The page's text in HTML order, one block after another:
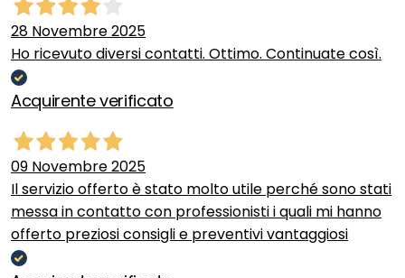
28 Novembre 2025
Ho ricevuto diversi contatti. Ottimo. Continuate così.
Acquirente verificato
09 Novembre 2025
Il servizio offerto è stato molto utile perché sono stati
messa in contatto con professionisti i quali mi hanno
offerto preziosi consigli e preventivi vantaggiosi